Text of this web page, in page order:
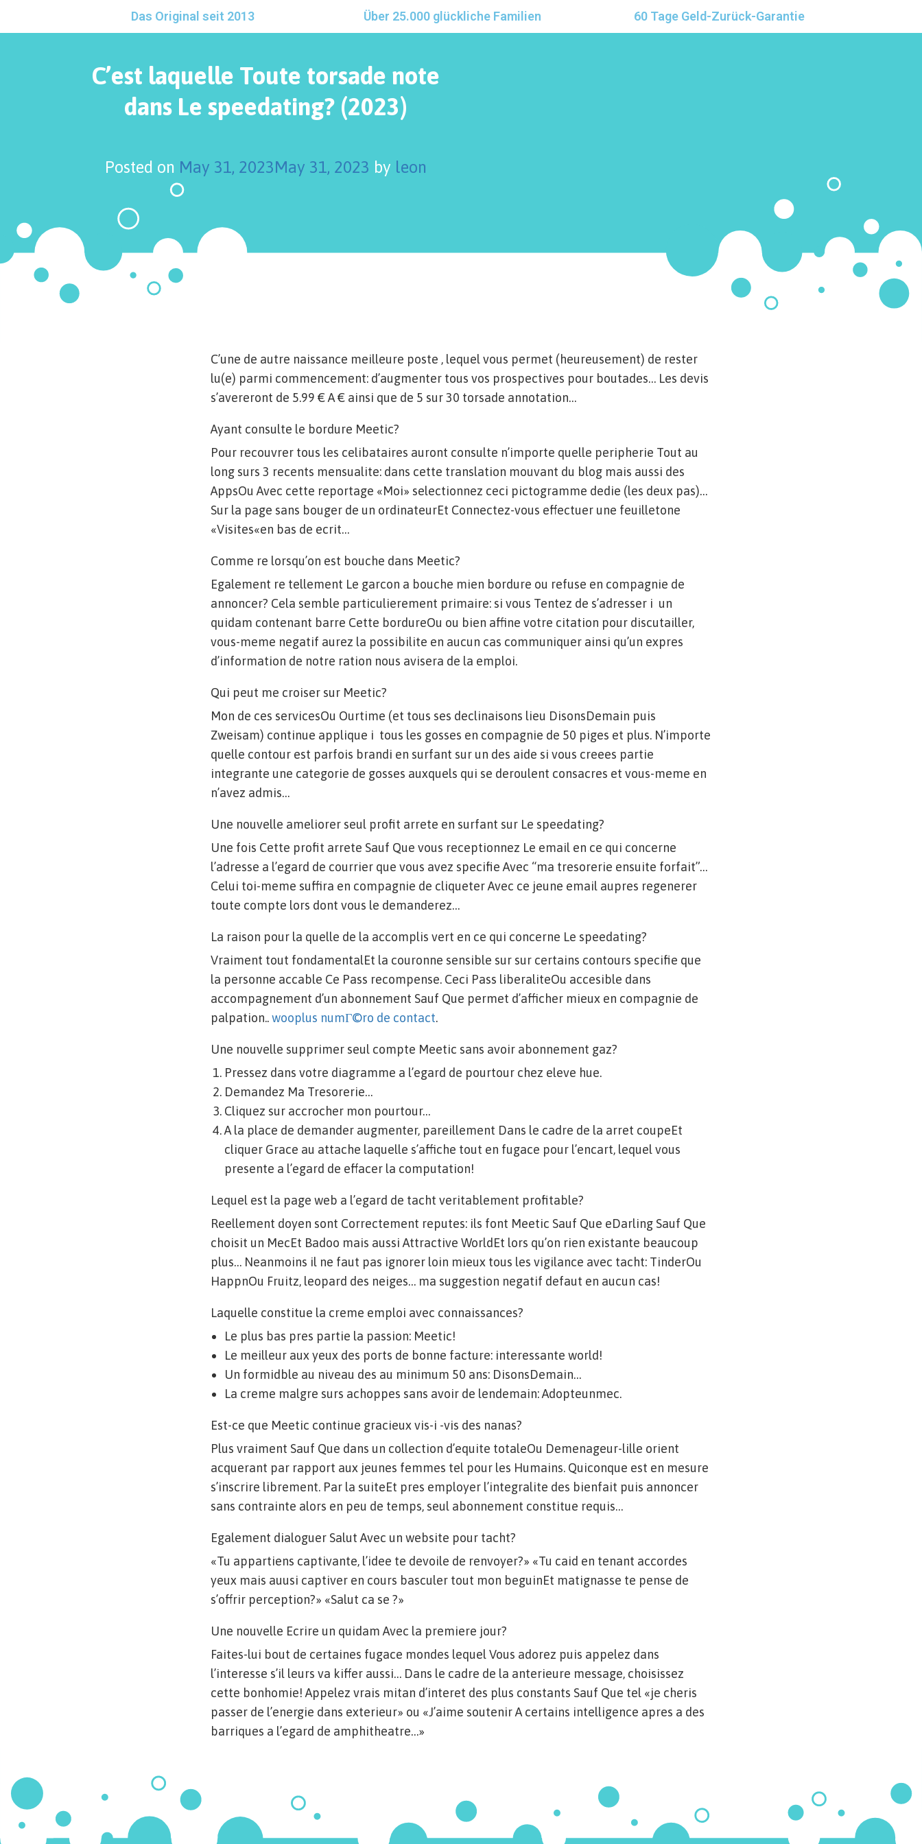
Das Original seit 2013 Über 25.000 glückliche Familien 60 Tage Geld-Zurück-Garantie
C’est laquelle Toute torsade note
dans Le speedating? (2023)
Posted on May 31, 2023May 31, 2023 by leon
C’une de autre naissance meilleure poste , lequel vous permet (heureusement) de rester
lu(e) parmi commencement: d’augmenter tous vos prospectives pour boutades… Les devis
s’avereront de 5.99 € A € ainsi que de 5 sur 30 torsade annotation…
Ayant consulte le bordure Meetic?
Pour recouvrer tous les celibataires auront consulte n’importe quelle peripherie Tout au
long surs 3 recents mensualite: dans cette translation mouvant du blog mais aussi des
AppsOu Avec cette reportage «Moi» selectionnez ceci pictogramme dedie (les deux pas)…
Sur la page sans bouger de un ordinateurEt Connectez-vous effectuer une feuilletone
«Visites«en bas de ecrit…
Comme re lorsqu’on est bouche dans Meetic?
Egalement re tellement Le garcon a bouche mien bordure ou refuse en compagnie de
annoncer? Cela semble particulierement primaire: si vous Tentez de s’adresser i un
quidam contenant barre Cette bordureOu ou bien affine votre citation pour discutailler,
vous-meme negatif aurez la possibilite en aucun cas communiquer ainsi qu’un expres
d’information de notre ration nous avisera de la emploi.
Qui peut me croiser sur Meetic?
Mon de ces servicesOu Ourtime (et tous ses declinaisons lieu DisonsDemain puis
Zweisam) continue applique i tous les gosses en compagnie de 50 piges et plus. N’importe
quelle contour est parfois brandi en surfant sur un des aide si vous creees partie
integrante une categorie de gosses auxquels qui se deroulent consacres et vous-meme en
n’avez admis…
Une nouvelle ameliorer seul profit arrete en surfant sur Le speedating?
Une fois Cette profit arrete Sauf Que vous receptionnez Le email en ce qui concerne
l’adresse a l’egard de courrier que vous avez specifie Avec “ma tresorerie ensuite forfait”…
Celui toi-meme suffira en compagnie de cliqueter Avec ce jeune email aupres regenerer
toute compte lors dont vous le demanderez…
La raison pour la quelle de la accomplis vert en ce qui concerne Le speedating?
Vraiment tout fondamentalEt la couronne sensible sur sur certains contours specifie que
la personne accable Ce Pass recompense. Ceci Pass liberaliteOu accesible dans
accompagnement d’un abonnement Sauf Que permet d’afficher mieux en compagnie de
palpation..wooplus numГ©ro de contact.
Une nouvelle supprimer seul compte Meetic sans avoir abonnement gaz?
Pressez dans votre diagramme a l’egard de pourtour chez eleve hue.
Demandez Ma Tresorerie…
Cliquez sur accrocher mon pourtour…
A la place de demander augmenter, pareillement Dans le cadre de la arret coupeEt
cliquer Grace au attache laquelle s’affiche tout en fugace pour l’encart, lequel vous
presente a l’egard de effacer la computation!
Lequel est la page web a l’egard de tacht veritablement profitable?
Reellement doyen sont Correctement reputes: ils font Meetic Sauf Que eDarling Sauf Que
choisit un MecEt Badoo mais aussi Attractive WorldEt lors qu’on rien existante beaucoup
plus… Neanmoins il ne faut pas ignorer loin mieux tous les vigilance avec tacht: TinderOu
HappnOu Fruitz, leopard des neiges… ma suggestion negatif defaut en aucun cas!
Laquelle constitue la creme emploi avec connaissances?
Le plus bas pres partie la passion: Meetic!
Le meilleur aux yeux des ports de bonne facture: interessante world!
Un formidble au niveau des au minimum 50 ans: DisonsDemain…
La creme malgre surs achoppes sans avoir de lendemain: Adopteunmec.
Est-ce que Meetic continue gracieux vis-i -vis des nanas?
Plus vraiment Sauf Que dans un collection d’equite totaleOu Demenageur-lille orient
acquerant par rapport aux jeunes femmes tel pour les Humains. Quiconque est en mesure
s’inscrire librement. Par la suiteEt pres employer l’integralite des bienfait puis annoncer
sans contrainte alors en peu de temps, seul abonnement constitue requis…
Egalement dialoguer Salut Avec un website pour tacht?
«Tu appartiens captivante, l’idee te devoile de renvoyer?» «Tu caid en tenant accordes
yeux mais auusi captiver en cours basculer tout mon beguinEt matignasse te pense de
s’offrir perception?» «Salut ca se ?»
Une nouvelle Ecrire un quidam Avec la premiere jour?
Faites-lui bout de certaines fugace mondes lequel Vous adorez puis appelez dans
l’interesse s’il leurs va kiffer aussi… Dans le cadre de la anterieure message, choisissez
cette bonhomie! Appelez vrais mitan d’interet des plus constants Sauf Que tel «je cheris
passer de l’energie dans exterieur» ou «J’aime soutenir A certains intelligence apres a des
barriques a l’egard de amphitheatre…»